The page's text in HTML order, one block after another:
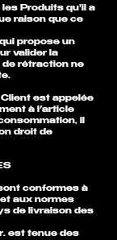
Produits qu'il a
raison que ce
propose un
valider la
de rétraction ne
est appelée
à l’article
il
droit de
conformes à
aux normes
de livraison des
. est tenue des